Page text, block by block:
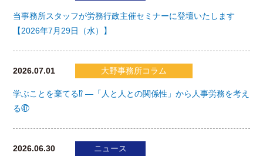
当事務所スタッフが労務行政主催セミナーに登壇いたします
【2026年7月29日（水）】
2026.07.01 大野事務所コラム
学ぶことを棄てる⁉ ―「人と人との関係性」から人事労務を考え
る㊼
2026.06.30 ニュース